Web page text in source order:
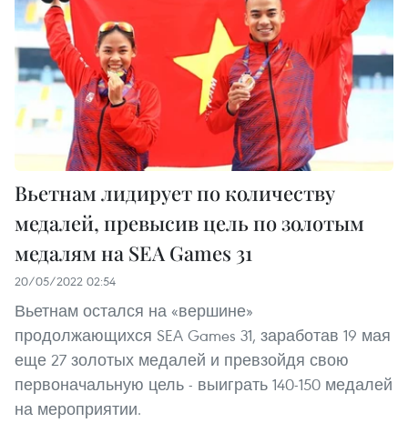
Вьетнам лидирует по количеству
медалей, превысив цель по золотым
медалям на SEA Games 31
20/05/2022 02:54
Вьетнам остался на «вершине»
продолжающихся SEA Games 31, заработав 19 мая
еще 27 золотых медалей и превзойдя свою
первоначальную цель - выиграть 140-150 медалей
на мероприятии.